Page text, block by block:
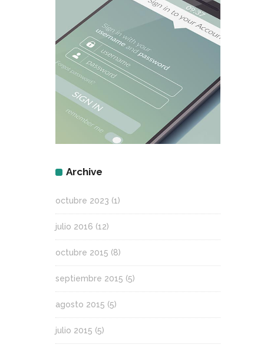
Archive
octubre 2023 (1)
julio 2016 (12)
octubre 2015 (8)
septiembre 2015 (5)
agosto 2015 (5)
julio 2015 (5)